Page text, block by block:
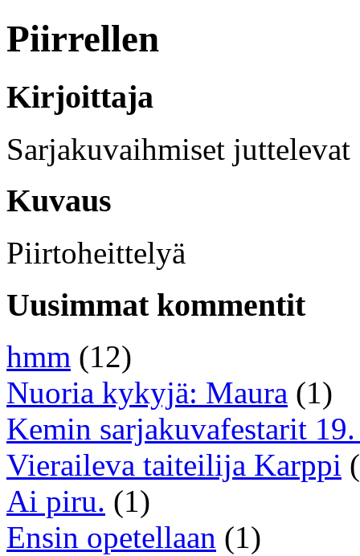
Piirrellen
Kirjoittaja
Sarjakuvaihmiset juttelevat
Kuvaus
Piirtoheittelyä
Uusimmat kommentit
hmm (12)
Nuoria kykyjä: Maura (1)
Kemin sarjakuvafestarit
Vieraileva taiteilija Karppi
Ai piru. (1)
Ensin opetellaan (1)